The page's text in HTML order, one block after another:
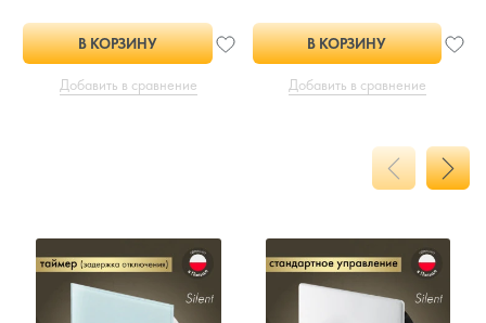
В КОРЗИНУ
Добавить в сравнение
В КОРЗИНУ
Добавить в сравнение